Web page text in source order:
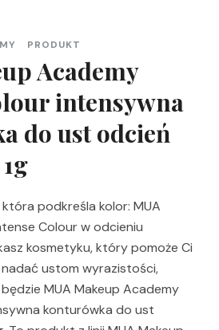
PRODUKT
Academy
intensywna
do ust odcień
podkreśla kolor: MUA
Colour w odcieniu
kosmetyku, który pomoże Ci
ustom wyrazistości,
MUA Makeup Academy
konturówka do ust